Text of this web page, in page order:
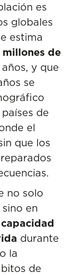
es
globales
estima
millones de
y que
se
de
el
que los
no solo
en
durante
la
de